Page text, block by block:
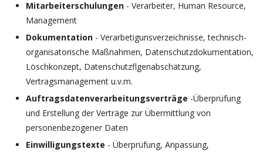
Mitarbeiterschulungen - Verarbeiter, Human Resource,
Management
Dokumentation - Verarbetigunsverzeichnisse, technisch-
organisatorische Maßnahmen, Datenschutzdokumentation,
Löschkonzept, Datenschutzflgenabschätzung,
Vertragsmanagement u.v.m.
Auftragsdatenverarbeitungsverträge -Überprüfung
und Erstellung der Verträge zur Übermittlung von
personenbezogener Daten
Einwilligungstexte - Überprüfung, Anpassung,